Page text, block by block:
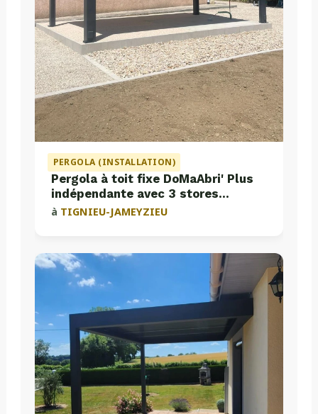
PERGOLA (INSTALLATION)
Pergola à toit fixe DoMaAbri' Plus
indépendante avec 3 stores
intégrés
à TIGNIEU-JAMEYZIEU